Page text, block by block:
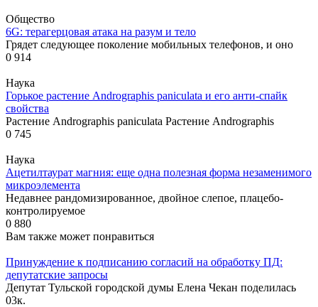
Общество
6G: терагерцовая атака на разум и тело
Грядет следующее поколение мобильных телефонов, и оно
0 914
Наука
Горькое растение Andrographis paniculata и его анти-спайк
свойства
Растение Andrographis paniculata Растение Andrographis
0 745
Наука
Ацетилтаурат магния: еще одна полезная форма незаменимого
микроэлемента
Недавнее рандомизированное, двойное слепое, плацебо-
контролируемое
0 880
Вам также может понравиться
Принуждение к подписанию согласий на обработку ПД:
депутатские запросы
Депутат Тульской городской думы Елена Чекан поделилась
03к.